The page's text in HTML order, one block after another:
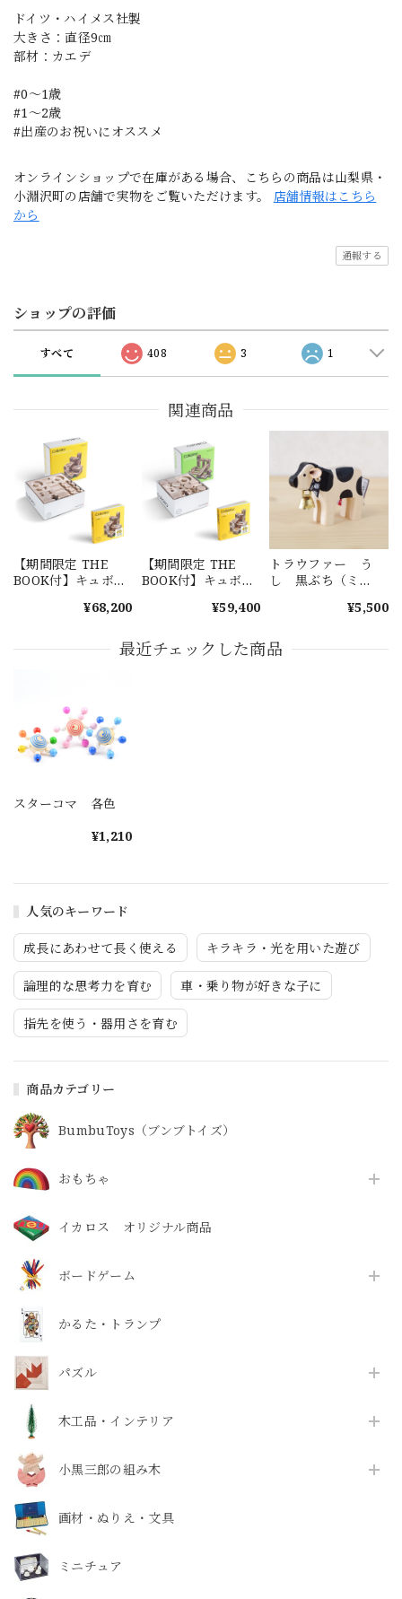
人気のキーワード
成長にあわせて長く使える キラキラ・光を用いた遊び
論理的な思考力を育む 車・乗り物が好きな子に
指先を使う・器用さを育む
商品カテゴリー
BumbuToys（ブンブトイズ）
おもちゃ
イカロス オリジナル商品
ボードゲーム
かるた・トランプ
パズル
木工品・インテリア
小黒三郎の組み木
画材・ぬりえ・文具
ミニチュア
ドイツ・ハイメス社製
大きさ：直径9㎝
部材：カエデ
#0〜1歳
#1〜2歳
#出産のお祝いにオススメ
オンラインショップで在庫がある場合、こちらの商品は山梨県・
小淵沢町の店舗で実物をご覧いただけます。 店舗情報はこちら
から
通報する
ショップの評価
すべて 408 3 1
関連商品
【期間限定 THE
BOOK付】キュボ
¥68,200
【期間限定 THE
BOOK付】キュボ
¥59,400
トラウファー う
し 黒ぶち（ミ
¥5,500
最近チェックした商品
スターコマ 各色
¥1,210